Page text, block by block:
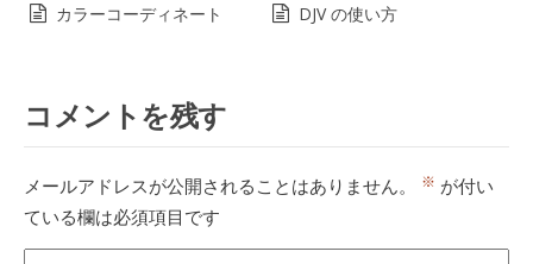
カラーコーディネート
DJV の使い方
コメントを残す
メールアドレスが公開されることはありません。 ※ が付い
ている欄は必須項目です